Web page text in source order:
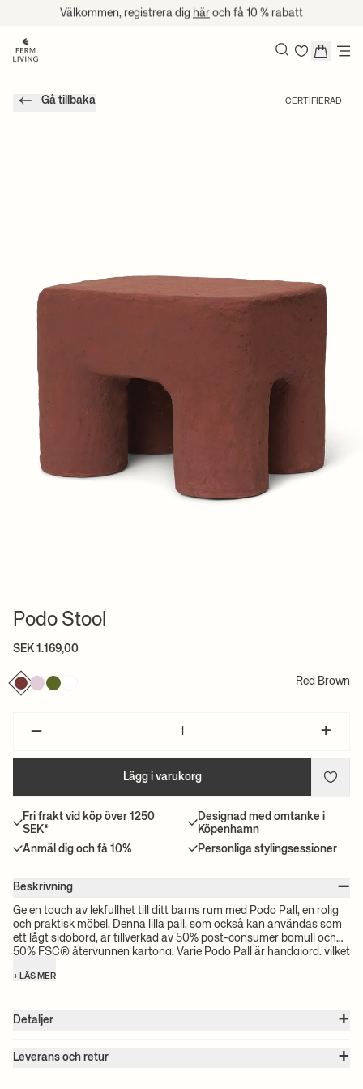
Hoppa till innehållVälkommen, registrera dig här och få 10 % rabatt
Gå tillbaka CERTIFIERAD
Podo Stool
SEK 1.169,00
Red Brown
– +
Lägg i varukorg
Fri frakt vid köp över 1250
SEK*
Designad med omtanke i
Köpenhamn
Anmäl dig och få 10%
Personliga stylingsessioner
Beskrivning –
Ge en touch av lekfullhet till ditt barns rum med Podo Pall, en rolig
och praktisk möbel. Denna lilla pall, som också kan användas som
ett lågt sidobord, är tillverkad av 50% post-consumer bomull och
50% FSC® återvunnen kartong. Varje Podo Pall är handgjord, vilket
lekfulla design gör den till ett mångsidigt och charmigt tillskott i
+ LÄS MER
Detaljer +
Färg: Red Brown
Leverans och retur +